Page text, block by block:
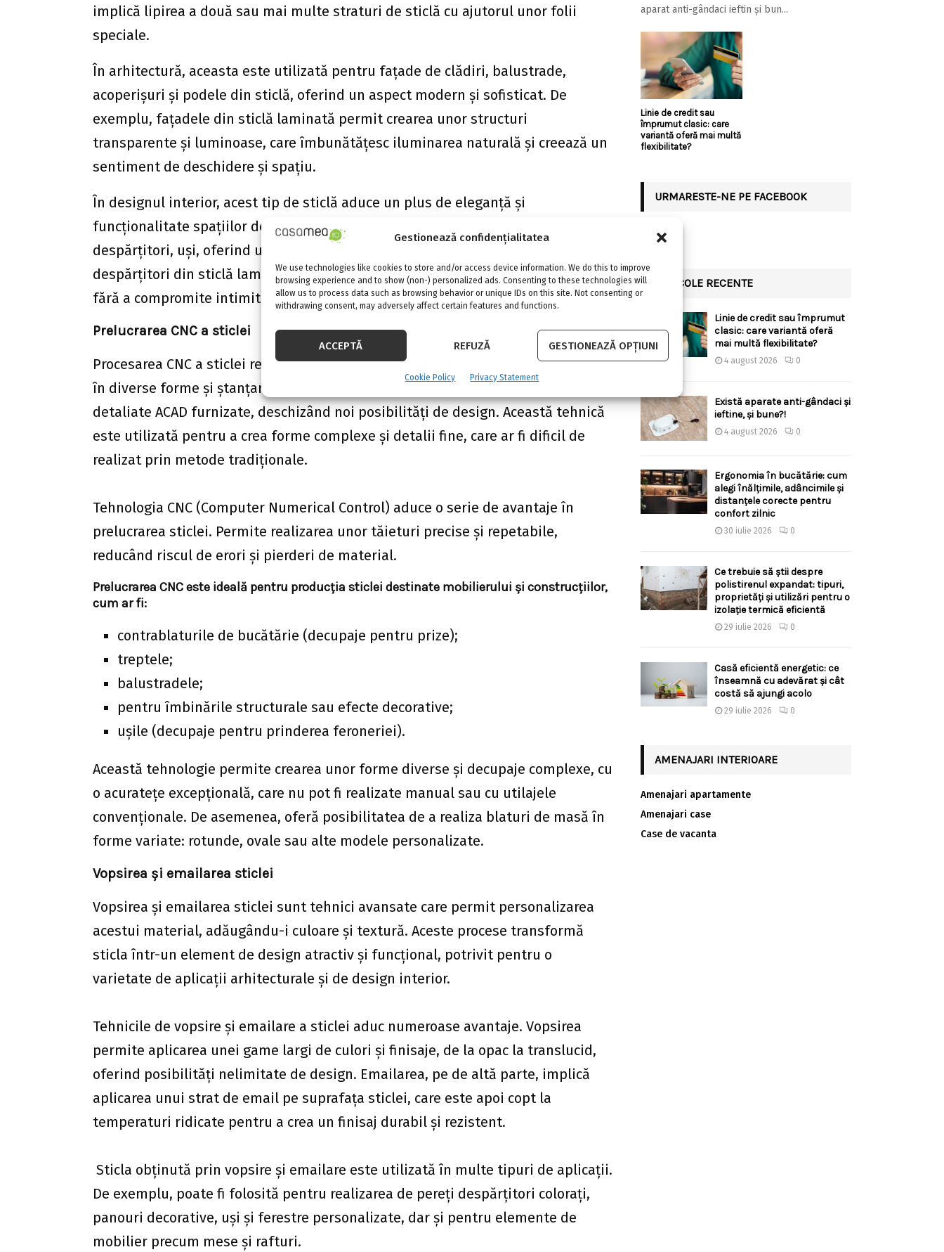
Gestionează confidențialitatea
We use technologies like cookies to store and/or access device information. We do this to improve
browsing experience and to show (non-) personalized ads. Consenting to these technologies will
allow us to process data such as browsing behavior or unique IDs on this site. Not consenting or
withdrawing consent, may adversely affect certain features and functions.
ACCEPTĂ REFUZĂ GESTIONEAZĂ OPȚIUNI
Cookie Policy Privacy Statement
implică lipirea a două sau mai multe straturi de sticlă cu ajutorul unor folii
speciale.
În arhitectură, aceasta este utilizată pentru fațade de clădiri, balustrade,
acoperișuri și podele din sticlă, oferind un aspect modern și sofisticat. De
exemplu, fațadele din sticlă laminată permit crearea unor structuri
transparente și luminoase, care îmbunătățesc iluminarea naturală și creează un
sentiment de deschidere și spațiu.
În designul interior, acest tip de sticlă aduce un plus de eleganță și
funcționalitate spațiilor de locuit și de lucru. Este folosită pentru pereți
despărțitori, uși, oferind un aspect modern și sofisticat. De exemplu, pereții
despărțitori din sticlă laminată pot crea spații deschise și luminoase în birouri,
fără a compromite intimitatea.
Prelucrarea CNC a sticlei
Procesarea CNC a sticlei reprezintă o tehnologie avansată care permite tăierea
în diverse forme și ştanţarea precisă a acestui material, utilizând planurile
detaliate ACAD furnizate, deschizând noi posibilități de design. Această tehnică
este utilizată pentru a crea forme complexe și detalii fine, care ar fi dificil de
realizat prin metode tradiționale.
Tehnologia CNC (Computer Numerical Control) aduce o serie de avantaje în
prelucrarea sticlei. Permite realizarea unor tăieturi precise și repetabile,
reducând riscul de erori și pierderi de material.
Prelucrarea CNC este ideală pentru producția sticlei destinate mobilierului și construcțiilor,
cum ar fi:
contrablaturile de bucătărie (decupaje pentru prize);
treptele;
balustradele;
pentru îmbinările structurale sau efecte decorative;
ușile (decupaje pentru prinderea feroneriei).
Această tehnologie permite crearea unor forme diverse și decupaje complexe, cu
o acuratețe excepțională, care nu pot fi realizate manual sau cu utilajele
convenționale. De asemenea, oferă posibilitatea de a realiza blaturi de masă în
forme variate: rotunde, ovale sau alte modele personalizate.
Vopsirea și emailarea sticlei
Vopsirea și emailarea sticlei sunt tehnici avansate care permit personalizarea
acestui material, adăugându-i culoare și textură. Aceste procese transformă
sticla într-un element de design atractiv și funcțional, potrivit pentru o
varietate de aplicații arhitecturale și de design interior.
Tehnicile de vopsire și emailare a sticlei aduc numeroase avantaje. Vopsirea
permite aplicarea unei game largi de culori și finisaje, de la opac la translucid,
oferind posibilități nelimitate de design. Emailarea, pe de altă parte, implică
aplicarea unui strat de email pe suprafața sticlei, care este apoi copt la
temperaturi ridicate pentru a crea un finisaj durabil și rezistent.
Sticla obținută prin vopsire și emailare este utilizată în multe tipuri de aplicații.
De exemplu, poate fi folosită pentru realizarea de pereți despărțitori colorați,
panouri decorative, uși și ferestre personalizate, dar și pentru elemente de
mobilier precum mese și rafturi.
aparat anti-gândaci ieftin și bun...
Linie de credit sau
împrumut clasic: care
variantă oferă mai multă
flexibilitate?
URMARESTE-NE PE FACEBOOK
ARTICOLE RECENTE
Linie de credit sau împrumut
clasic: care variantă oferă
mai multă flexibilitate?
4 august 2026 0
Există aparate anti-gândaci și
ieftine, și bune?!
4 august 2026 0
Ergonomia în bucătărie: cum
alegi înălțimile, adâncimile și
distanțele corecte pentru
confort zilnic
30 iulie 2026 0
Ce trebuie să știi despre
polistirenul expandat: tipuri,
proprietăți și utilizări pentru o
izolație termică eficientă
29 iulie 2026 0
Casă eficientă energetic: ce
înseamnă cu adevărat și cât
costă să ajungi acolo
29 iulie 2026 0
AMENAJARI INTERIOARE
Amenajari apartamente
Amenajari case
Case de vacanta